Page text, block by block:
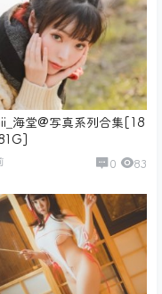
海堂@写真系列合集[18
0 83